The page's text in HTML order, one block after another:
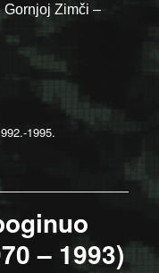
Gornjoj Zimči –
1995.
– 1993)